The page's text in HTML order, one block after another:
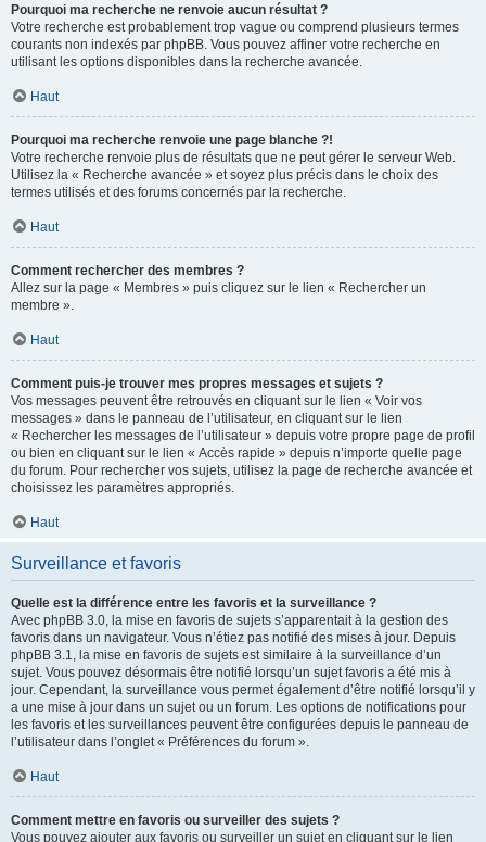
Pourquoi ma recherche ne renvoie aucun résultat ?
Votre recherche est probablement trop vague ou comprend plusieurs termes
courants non indexés par phpBB. Vous pouvez affiner votre recherche en
utilisant les options disponibles dans la recherche avancée.
Haut
Pourquoi ma recherche renvoie une page blanche ?!
Votre recherche renvoie plus de résultats que ne peut gérer le serveur Web.
Utilisez la « Recherche avancée » et soyez plus précis dans le choix des
termes utilisés et des forums concernés par la recherche.
Haut
Comment rechercher des membres ?
Allez sur la page « Membres » puis cliquez sur le lien « Rechercher un
membre ».
Haut
Comment puis-je trouver mes propres messages et sujets ?
Vos messages peuvent être retrouvés en cliquant sur le lien « Voir vos
messages » dans le panneau de l’utilisateur, en cliquant sur le lien
« Rechercher les messages de l’utilisateur » depuis votre propre page de profil
ou bien en cliquant sur le lien « Accès rapide » depuis n’importe quelle page
du forum. Pour rechercher vos sujets, utilisez la page de recherche avancée et
choisissez les paramètres appropriés.
Haut
Surveillance et favoris
Quelle est la différence entre les favoris et la surveillance ?
Avec phpBB 3.0, la mise en favoris de sujets s’apparentait à la gestion des
favoris dans un navigateur. Vous n’étiez pas notifié des mises à jour. Depuis
phpBB 3.1, la mise en favoris de sujets est similaire à la surveillance d’un
sujet. Vous pouvez désormais être notifié lorsqu’un sujet favoris a été mis à
jour. Cependant, la surveillance vous permet également d’être notifié lorsqu’il y
a une mise à jour dans un sujet ou un forum. Les options de notifications pour
les favoris et les surveillances peuvent être configurées depuis le panneau de
l’utilisateur dans l’onglet « Préférences du forum ».
Haut
Comment mettre en favoris ou surveiller des sujets ?
Vous pouvez ajouter aux favoris ou surveiller un sujet en cliquant sur le lien